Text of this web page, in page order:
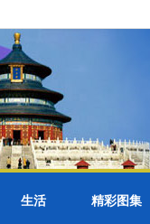
生活 精彩图集